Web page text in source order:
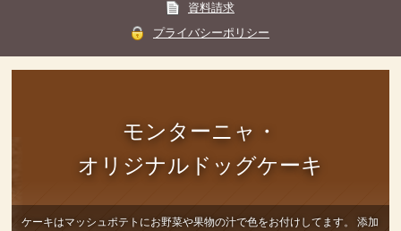
資料請求
プライバシーポリシー
モンターニャ・
オリジナルドッグケーキ
ケーキはマッシュポテトにお野菜や果物の汁で色をお付けしてます。
添加